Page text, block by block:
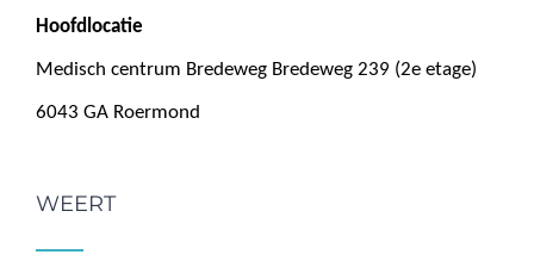
Hoofdlocatie
Medisch centrum Bredeweg Bredeweg 239 (2e etage)
6043 GA Roermond
WEERT